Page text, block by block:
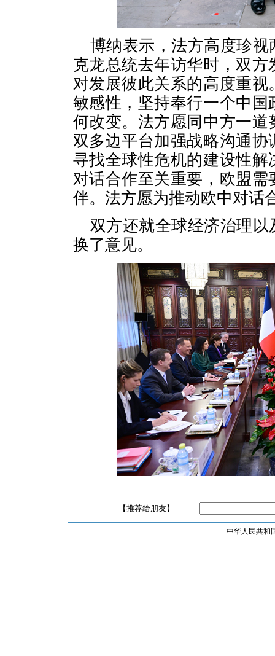
博纳表示，法方高度珍
克龙总统去年访华时，双
对发展彼此关系的高度重
敏感性，坚持奉行一个中
何改变。法方愿同中方一
双多边平台加强战略沟通
寻找全球性危机的建设性
对话合作至关重要，欧盟
伴。法方愿为推动欧中对话
双方还就全球经济治理
换了意见。
【推荐给朋友】
中华人民共和